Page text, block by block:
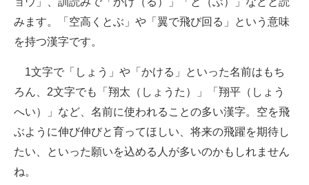
みます。「空高くとぶ」や「翼で飛び回る」という意味
を持つ漢字です。
1文字で「しょう」や「かける」といった名前はもち
ろん、2文字でも「翔太（しょうた）」「翔平（しょう
へい）」など、名前に使われることの多い漢字。空を飛
ぶように伸び伸びと育ってほしい、将来の飛躍を期待し
たい、といった願いを込める人が多いのかもしれません
ね。